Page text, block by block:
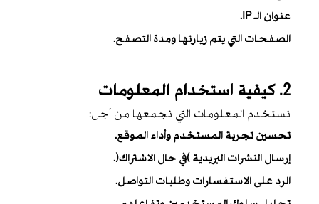
عنوان الـ IP.
الصفحات التي يتم زيارتها ومدة التصفح.
2. كيفية استخدام المعلومات
نستخدم المعلومات التي نجمعها من أجل:
تحسين تجربة المستخدم وأداء الموقع.
إرسال النشرات البريدية (في حال الاشتراك).
الرد على الاستفسارات وطلبات التواصل.